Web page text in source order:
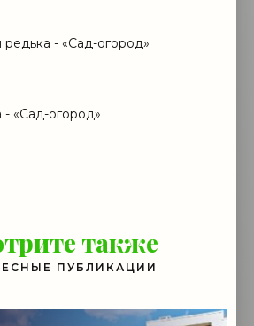
редька - «Сад-огород»
- «Сад-огород»
также
ПУБЛИКАЦИИ